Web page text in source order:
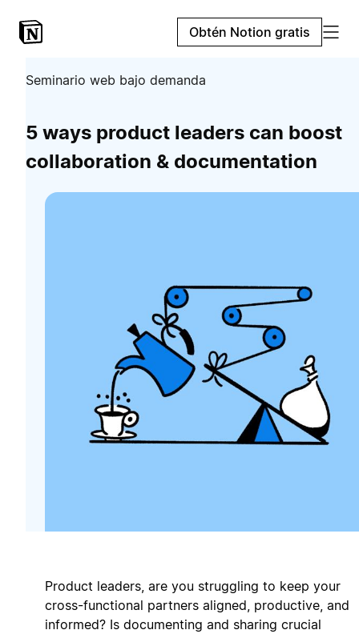
Obtén Notion gratis
Seminario web bajo demanda
5 ways product leaders can boost
collaboration & documentation
Product leaders, are you struggling to keep your
cross-functional partners aligned, productive, and
informed? Is documenting and sharing crucial